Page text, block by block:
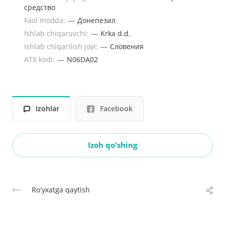
средство
Faol modda: — Донепезил
Ishlab chiqaruvchi: — Krka d.d.
Ishlab chiqarilish joyi: — Словения
ATX kodi: — N06DA02
Izohlar Facebook
Izoh qo'shing
Roʻyxatga qaytish